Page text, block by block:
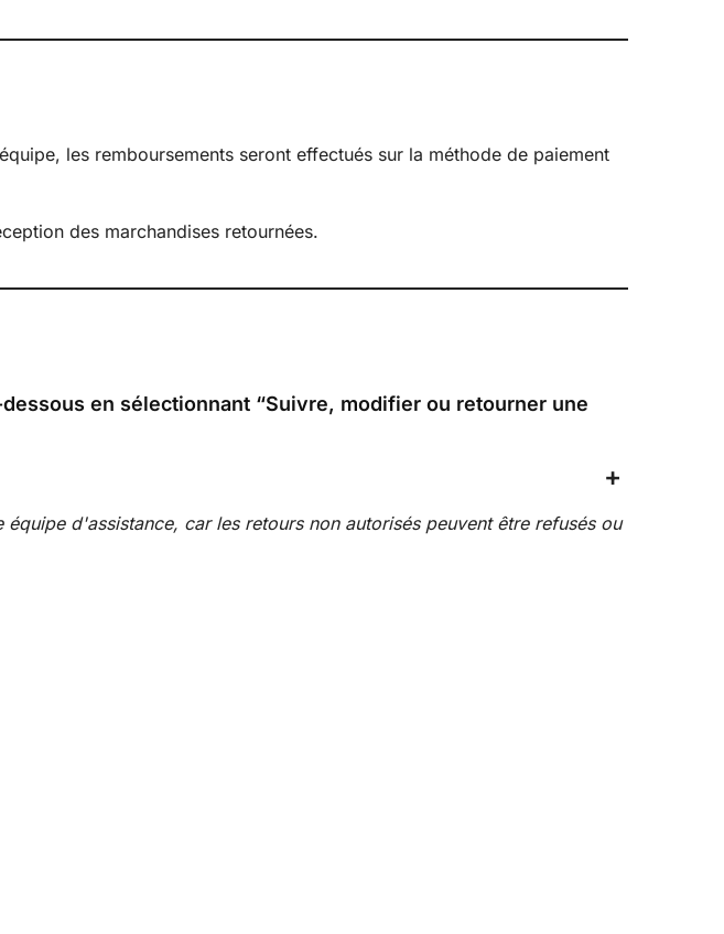
les remboursements seront effectués sur la méthode de paiement
des marchandises retournées.
en sélectionnant “Suivre, modifier ou retourner une
+
d'assistance, car les retours non autorisés peuvent être refusés ou